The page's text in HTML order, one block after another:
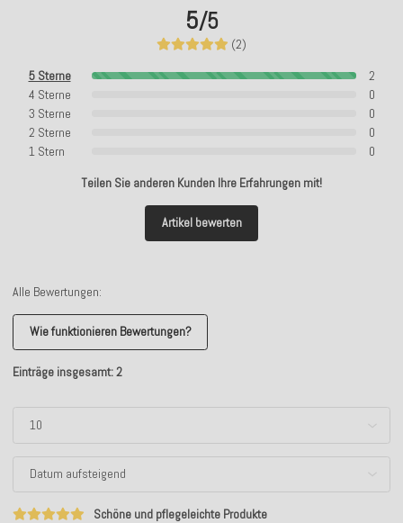
5/5
(2)
5 Sterne
2
4 Sterne
0
3 Sterne
0
2 Sterne
0
1 Stern
0
Teilen Sie anderen Kunden Ihre Erfahrungen mit!
Artikel bewerten
Alle Bewertungen:
Wie funktionieren Bewertungen?
Einträge insgesamt: 2
Schöne und pflegeleichte Produkte